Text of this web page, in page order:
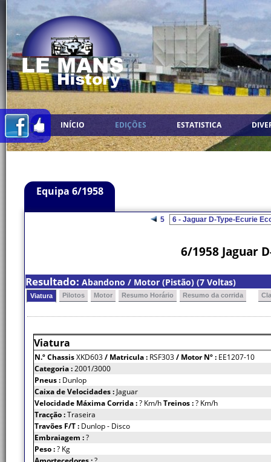
INÍCIO EDIÇÕES ESTATISTICA
Equipa 6/1958
5
6/1958 Jaguar
Resultado: Abandono / Motor (Pistão) (7 Voltas)
Viatura Pilotos Motor Resumo Horário Resumo da corrida
Viatura
N.º ChassisXKD603/ Matricula : RSF303/ Motor Nº : EE1207-10
Categoria :2001/3000
Pneus : Dunlop
Caixa de Velocidades : Jaguar
Velocidade Máxima Corrida :? Km/hTreinos :? Km/h
Tracção :Traseira
Travões F/T : Dunlop - Disco
Embraiagem :?
Peso :? Kg